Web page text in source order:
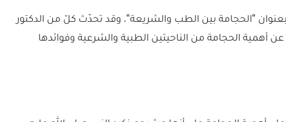
"الحجامة بين الطب والشريعة"، وقد تحدّث كلّ من الدكتور
الحجامة من الناحيتين الطبية والشرعية وفوائدها